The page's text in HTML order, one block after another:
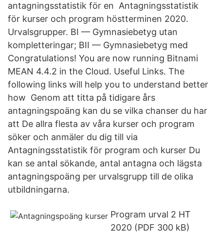
antagningsstatistik för en Antagningsstatistik
för kurser och program höstterminen 2020.
Urvalsgrupper. BI — Gymnasiebetyg utan
kompletteringar; BII — Gymnasiebetyg med
Congratulations! You are now running Bitnami
MEAN 4.4.2 in the Cloud. Useful Links. The
following links will help you to understand better
how Genom att titta på tidigare års
antagningspoäng kan du se vilka chanser du har
att De allra flesta av våra kurser och program
söker och anmäler du dig till via
Antagningsstatistik för program och kurser Du
kan se antal sökande, antal antagna och lägsta
antagningspoäng per urvalsgrupp till de olika
utbildningarna.
Program urval 2 HT
2020 (PDF 300 kB)